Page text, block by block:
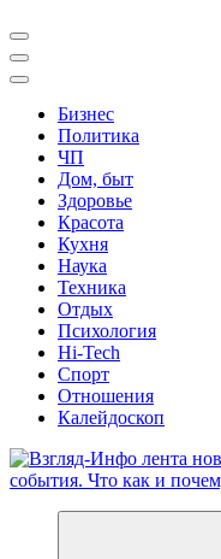
Бизнес
Политика
ЧП
Дом, быт
Здоровье
Красота
Кухня
Наука
Техника
Отдых
Психология
Hi-Tech
Спорт
Отношения
Калейдоскоп
Обо всем и обо всех,